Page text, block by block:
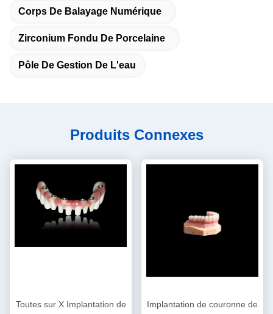
Corps De Balayage Numérique
Zirconium Fondu De Porcelaine
Pôle De Gestion De L'eau
Produits Connexes
Toutes sur X Implantation de
Implantation de couronne de